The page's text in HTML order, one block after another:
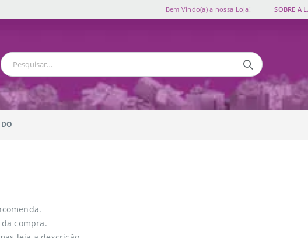
Bem Vindo(a) a nossa Loja! SOBRE A
compra.